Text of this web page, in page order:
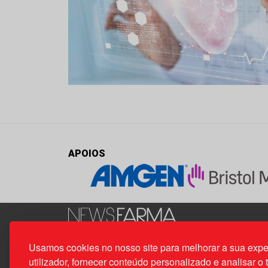
Usamos cookies no nosso site para melhorar a sua
utilizador, fornecer conteúdo personalizado e analisar o
APOIOS
Edif. Lisboa Oriente | Av. Infante D. Henrique, n.º
1800-282 Lisboa | Portugal